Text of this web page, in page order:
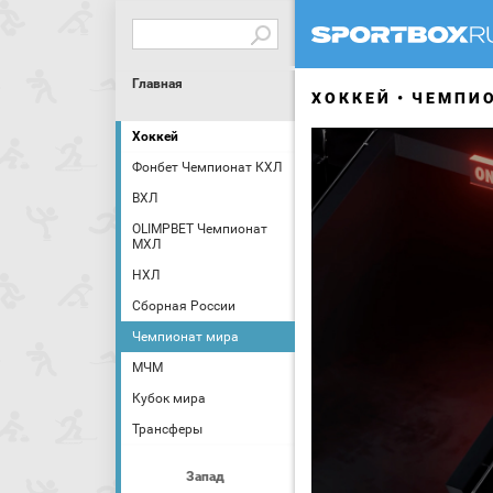
Главная
Хоккей
Фонбет Чемпионат КХЛ
ВХЛ
OLIMPBET Чемпионат
МХЛ
НХЛ
Сборная России
Чемпионат мира
МЧМ
Кубок мира
Трансферы
Запад
ХОККЕЙ